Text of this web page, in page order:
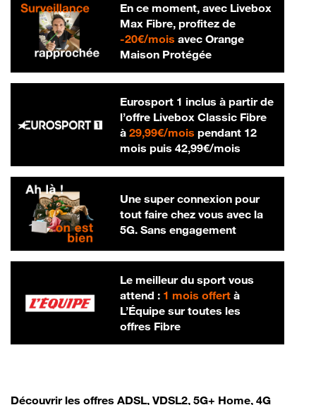
En ce moment, avec Livebox
Max Fibre, profitez de
-20€/mois20 € par mois
avec Orange
Maison Protégée
Eurosport 1 inclus à partir de
l’offre Livebox Classic Fibre
à 29,99€/mois29,99 € par mois
pendant 12
mois puis 42,99€/mois42,99 € par
Une super connexion pour
tout faire chez vous avec la
5G. Sans engagement
Le meilleur du sport vous
attend : 1 mois offertà
L’Équipe sur toutes les
offres Fibre
Découvrir les offres ADSL, VDSL2, 5G+ Home, 4G